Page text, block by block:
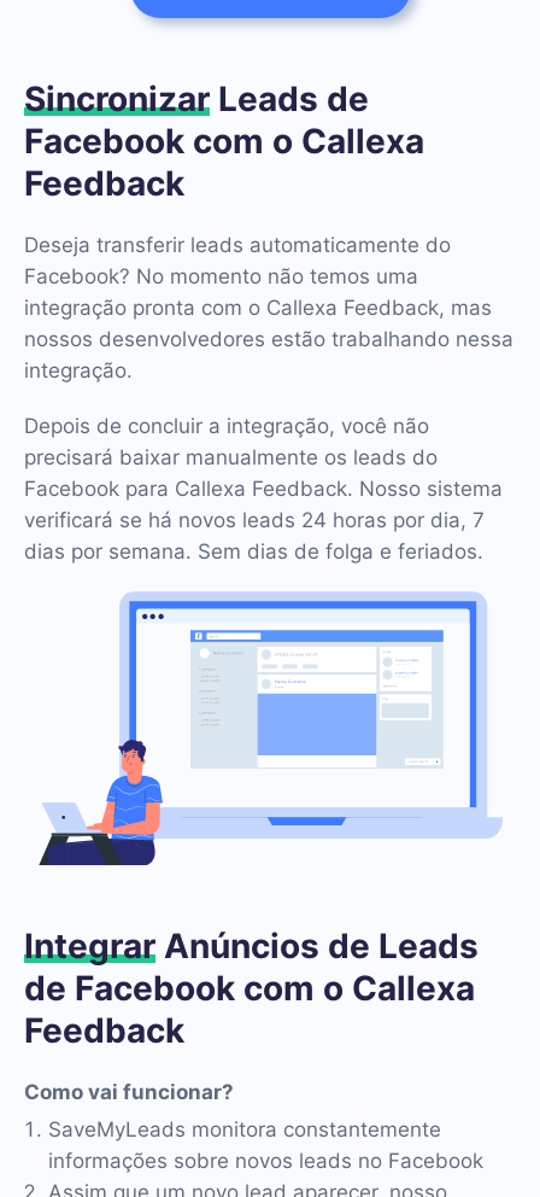
Sincronizar Leads de
Facebook com o Callexa
Feedback
Deseja transferir leads automaticamente do
Facebook? No momento não temos uma
integração pronta com o Callexa Feedback, mas
nossos desenvolvedores estão trabalhando nessa
integração.
Depois de concluir a integração, você não
precisará baixar manualmente os leads do
Facebook para Callexa Feedback. Nosso sistema
verificará se há novos leads 24 horas por dia, 7
dias por semana. Sem dias de folga e feriados.
Integrar Anúncios de Leads
de Facebook com o Callexa
Feedback
Como vai funcionar?
SaveMyLeads monitora constantemente
informações sobre novos leads no Facebook
Assim que um novo lead aparecer, nosso